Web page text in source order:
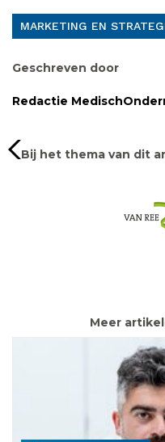
MARKETING EN
Geschreven door
Redactie
Bij het thema van dit
Meer